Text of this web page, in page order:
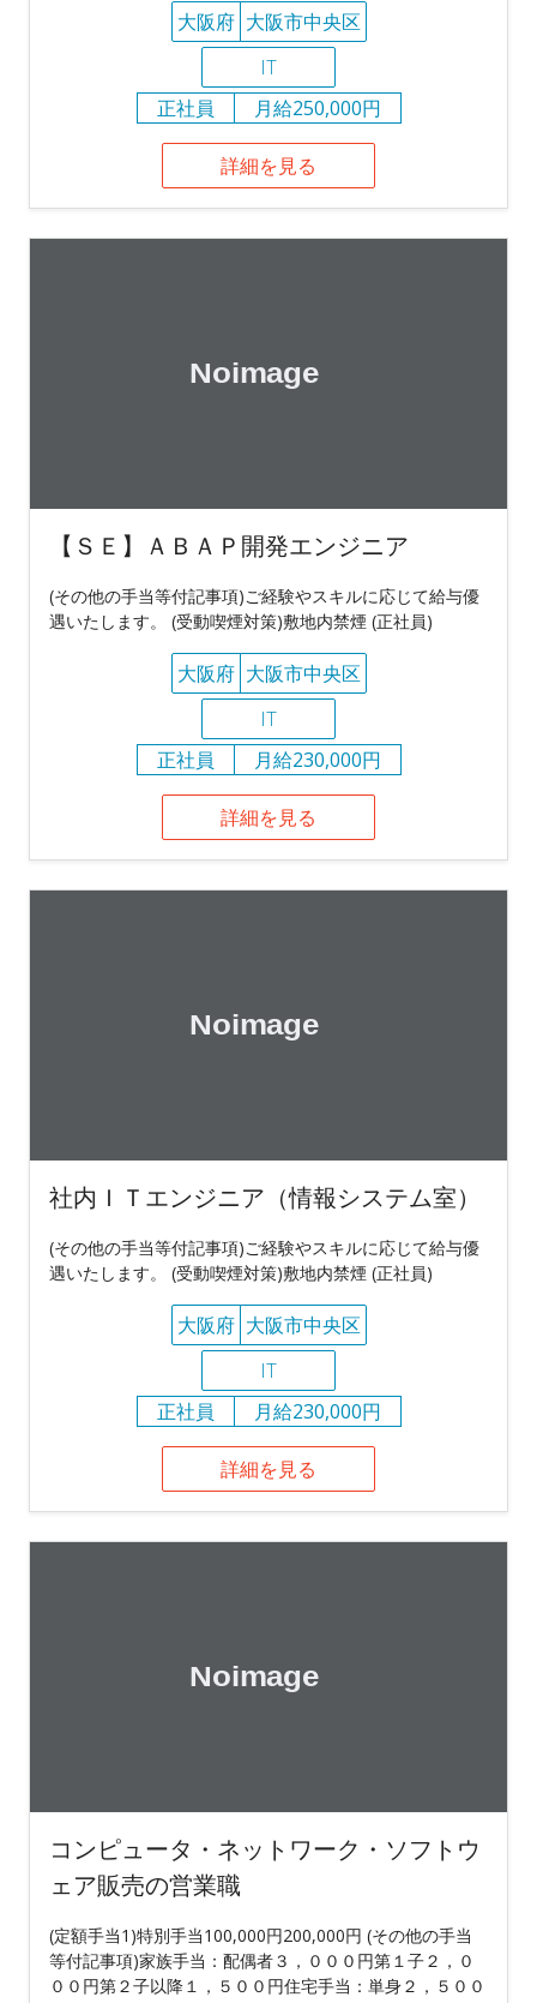
大阪府 大阪市中央区
IT
正社員
月給250,000円
詳細を見る
【ＳＥ】ＡＢＡＰ開発エンジニア
(その他の手当等付記事項)ご経験やスキルに応じて給与優
遇いたします。 (受動喫煙対策)敷地内禁煙 (正社員)
大阪府 大阪市中央区
IT
正社員
月給230,000円
詳細を見る
社内ＩＴエンジニア（情報システム室）
(その他の手当等付記事項)ご経験やスキルに応じて給与優
遇いたします。 (受動喫煙対策)敷地内禁煙 (正社員)
大阪府 大阪市中央区
IT
正社員
月給230,000円
詳細を見る
コンピュータ・ネットワーク・ソフトウ
ェア販売の営業職
(定額手当1)特別手当100,000円200,000円 (その他の手当
等付記事項)家族手当：配偶者３，０００円第１子２，０
００円第２子以降１，５００円住宅手当：単身２，５００